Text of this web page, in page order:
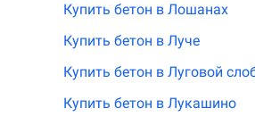
Купить бетон в Лошанах
Купить бетон в Луче
Купить бетон в Луговой
Купить бетон в Лукашино